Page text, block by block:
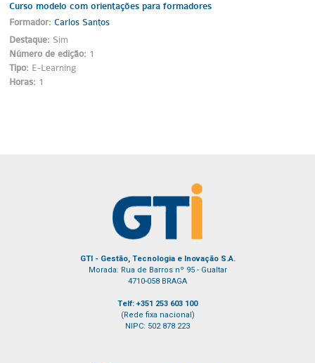
Curso modelo com orientações para formadores
Formador: Carlos Santos
Destaque: Sim
Número de edição: 1
Tipo: E-Learning
Horas: 1
GTI - Gestão, Tecnologia e Inovação S.A.
Morada: Rua de Barros nº 95 - Gualtar
4710-058 BRAGA
Telf: +351 253 603 100
(Rede fixa nacional)
NIPC: 502 878 223